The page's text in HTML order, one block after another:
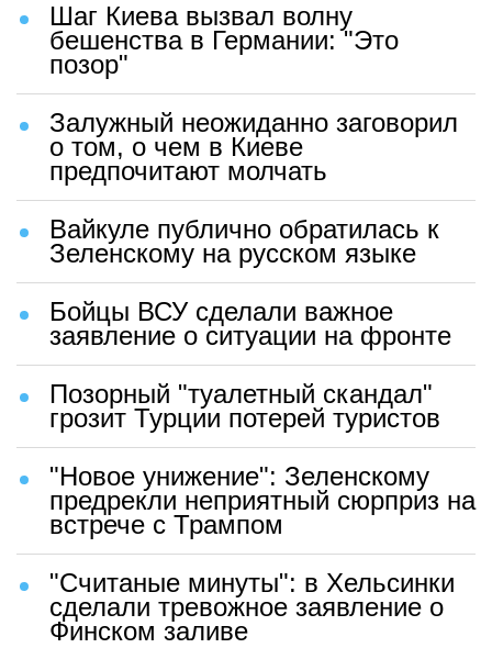
Шаг Киева вызвал волну
бешенства в Германии: "Это
позор"
Залужный неожиданно заговорил
о том, о чем в Киеве
предпочитают молчать
Вайкуле публично обратилась к
Зеленскому на русском языке
Бойцы ВСУ сделали важное
заявление о ситуации на фронте
Позорный "туалетный скандал"
грозит Турции потерей туристов
"Новое унижение": Зеленскому
предрекли неприятный сюрприз на
встрече с Трампом
"Считаные минуты": в Хельсинки
сделали тревожное заявление о
Финском заливе